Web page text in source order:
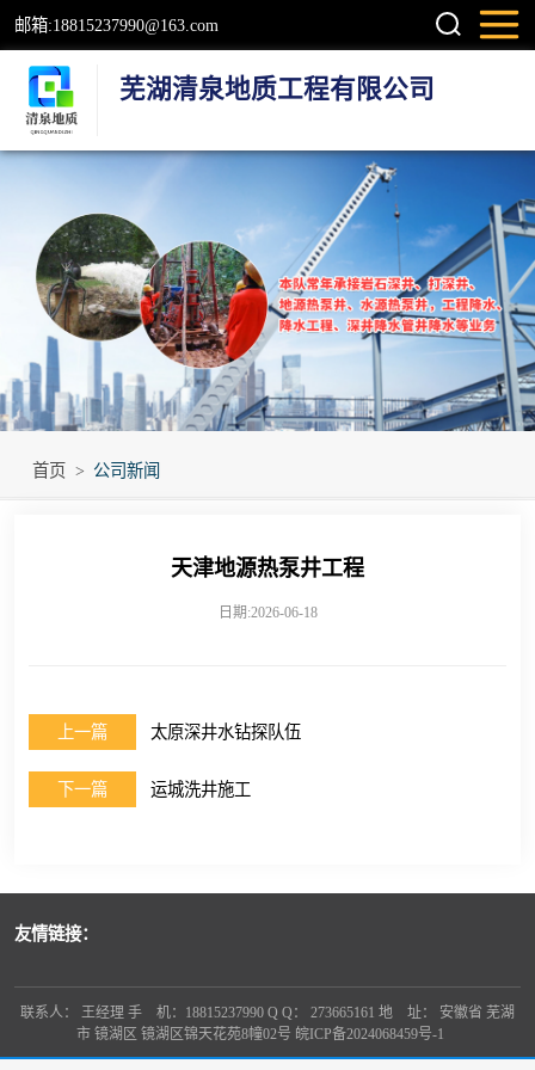
邮箱:18815237990@163.com
芜湖清泉地质工程有限公司
首页 > 公司新闻
天津地源热泵井工程
日期:2026-06-18
上一篇 太原深井水钻探队伍
下一篇 运城洗井施工
友情链接：
联系人： 王经理 手 机：18815237990 Q Q： 273665161 地 址： 安徽省 芜湖
市 镜湖区 镜湖区锦天花苑8幢02号 皖ICP备2024068459号-1
检测井
地源热泵井
温泉地热井
岩石井
工程降水井